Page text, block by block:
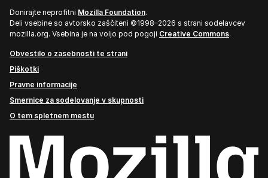
Donirajte neprofitni Mozilla Foundation.
Deli vsebine so avtorsko zaščiteni ©1998–2026 s strani sodelavcev
mozilla.org. Vsebina je na voljo pod pogoji Creative Commons.
Obvestilo o zasebnosti te strani
Piškotki
Pravne informacije
Smernice za sodelovanje v skupnosti
O tem spletnem mestu